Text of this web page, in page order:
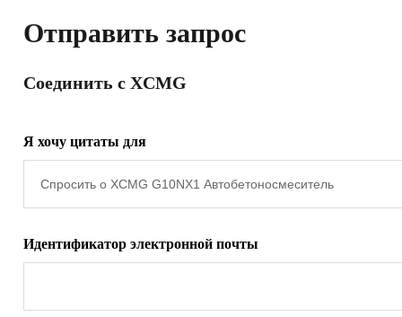
Отправить запрос
Соединить с XCMG
Я хочу цитаты для
Идентификатор электронной почты